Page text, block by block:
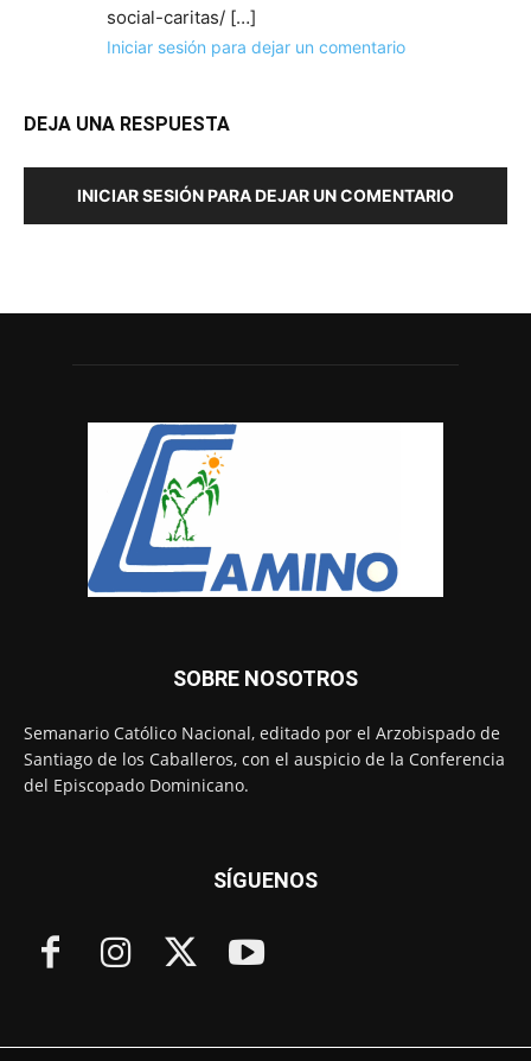
social-caritas/ […]
Iniciar sesión para dejar un comentario
DEJA UNA RESPUESTA
INICIAR SESIÓN PARA DEJAR UN COMENTARIO
SOBRE NOSOTROS
Semanario Católico Nacional, editado por el Arzobispado de
Santiago de los Caballeros, con el auspicio de la Conferencia
del Episcopado Dominicano.
SÍGUENOS